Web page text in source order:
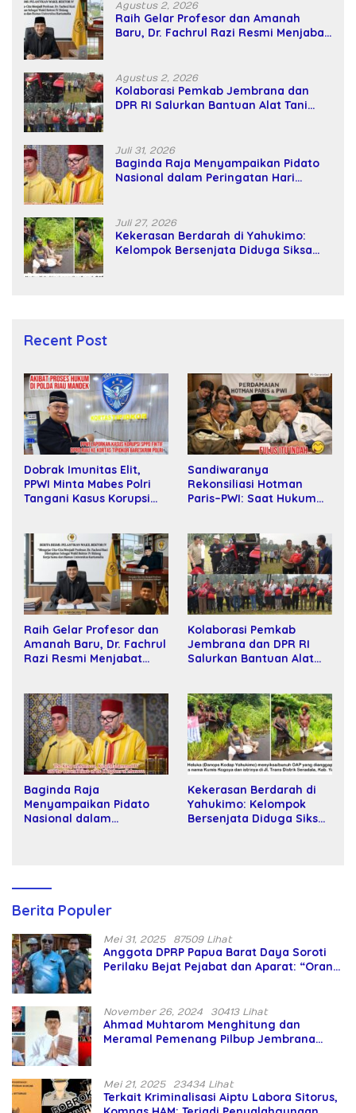
Agustus 2, 2026
Raih Gelar Profesor dan Amanah
Baru, Dr. Fachrul Razi Resmi Menjabat
Agustus 2, 2026
Kolaborasi Pemkab Jembrana dan
DPR RI Salurkan Bantuan Alat Tani
Juli 31, 2026
Baginda Raja Menyampaikan Pidato
Nasional dalam Peringatan Hari
Juli 27, 2026
Kekerasan Berdarah di Yahukimo:
Kelompok Bersenjata Diduga Siksa
Recent Post
Dobrak Imunitas Elit,
PPWI Minta Mabes Polri
Tangani Kasus Korupsi
Sandiwaranya
Rekonsiliasi Hotman
Paris–PWI: Saat Hukum
Raih Gelar Profesor dan
Amanah Baru, Dr. Fachrul
Razi Resmi Menjabat
Kolaborasi Pemkab
Jembrana dan DPR RI
Salurkan Bantuan Alat
Baginda Raja
Menyampaikan Pidato
Nasional dalam
Kekerasan Berdarah di
Yahukimo: Kelompok
Bersenjata Diduga Siksa
Berita Populer
Mei 31, 2025 87509 Lihat
Anggota DPRP Papua Barat Daya Soroti
Perilaku Bejat Pejabat dan Aparat: “Orang
November 26, 2024 30413 Lihat
Ahmad Muhtarom Menghitung dan
Meramal Pemenang Pilbup Jembrana
Mei 21, 2025 23434 Lihat
Terkait Kriminalisasi Aiptu Labora Sitorus,